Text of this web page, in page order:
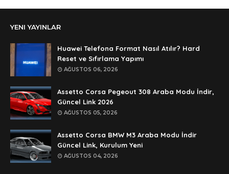
şifre ?
Anonymous
şifre ögrenebilirmiyim
Anonymous
🥰🥰🥰
Anonymous
dedezıplatan31 beğend👌
Anonymous
rar dosyasının şifresi nedir
YENI YAYINLAR
Huawei Telefona Format Nasıl Atılır? Hard
Reset ve Sıfırlama Yapımı
AĞUSTOS 06, 2026
Assetto Corsa Pegeout 308 Araba Modu İndir,
Güncel Link 2026
AĞUSTOS 05, 2026
Assetto Corsa BMW M3 Araba Modu İndir
Güncel Link, Kurulum Yeni
AĞUSTOS 04, 2026